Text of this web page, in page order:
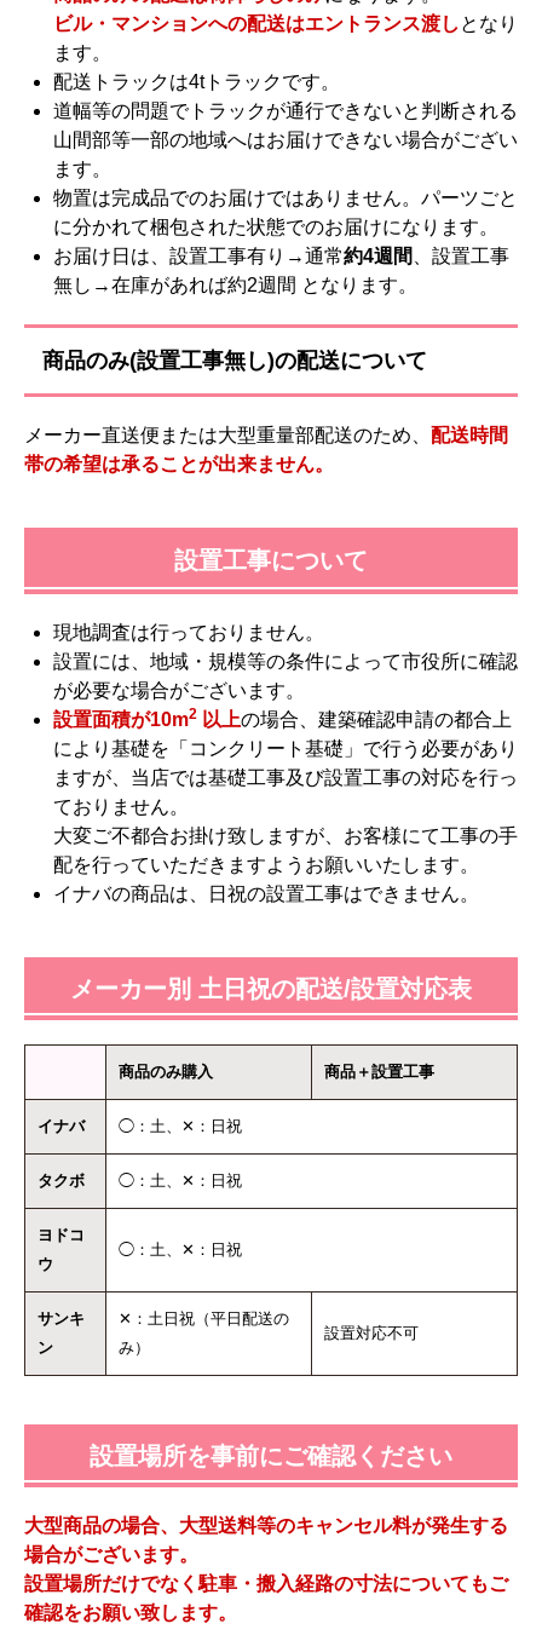
ビル・マンションへの配送はエントランス渡し となり
ます。
配送トラックは4tトラックです。
道幅等の問題でトラックが通行できないと判断される
山間部等一部の地域へはお届けできない場合がござい
ます。
物置は完成品でのお届けではありません。パーツごと
に分かれて梱包された状態でのお届けになります。
お届け日は、設置工事有り→通常約4週間
、設置工事
無し→在庫があれば約2週間 となります。
商品のみ(設置工事無し)の配送について
メーカー直送便または大型重量部配送のため、 配送時間
帯の希望は承ることが出来ません。
設置工事について
現地調査は行っておりません。
設置には、地域・規模等の条件によって市役所に確認
が必要な場合がございます。
設置面積が10m2 以上の場合、建築確認申請の都合上
により基礎を「コンクリート基礎」で行う必要があり
ますが、当店では基礎工事及び設置工事の対応を行っ
ておりません。
大変ご不都合お掛け致しますが、お客様にて工事の手
配を行っていただきますようお願いいたします。
イナバの商品は、日祝の設置工事はできません。
メーカー別 土日祝の配送/設置対応表
商品のみ購入 商品＋設置工事
イナバ ◯：土、✕：日祝
タクボ ◯：土、✕：日祝
ヨドコ
ウ
◯：土、✕：日祝
サンキ
ン
✕：土日祝（平日配送の
み）
設置対応不可
設置場所を事前にご確認ください
大型商品の場合、大型送料等のキャンセル料が発生する
場合がございます。
設置場所だけでなく駐車・搬入経路の寸法についてもご
確認をお願い致します。